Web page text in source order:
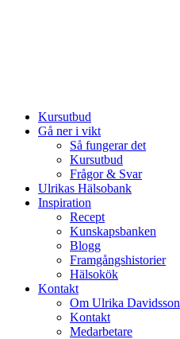
Kursutbud
Gå ner i vikt
Så fungerar det
Kursutbud
Frågor & Svar
Ulrikas Hälsobank
Inspiration
Recept
Kunskapsbanken
Blogg
Framgångshistorier
Hälsokök
Kontakt
Om Ulrika Davidsson
Kontakt
Medarbetare